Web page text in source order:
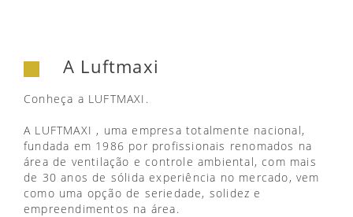
A Luftmaxi
Conheça a LUFTMAXI.
A LUFTMAXI , uma empresa totalmente nacional,
fundada em 1986 por profissionais renomados na
área de ventilação e controle ambiental, com mais
de 30 anos de sólida experiência no mercado, vem
como uma opção de seriedade, solidez e
empreendimentos na área.